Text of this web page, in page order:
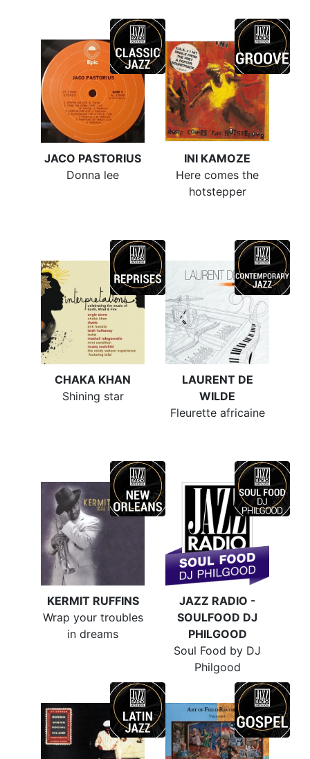
JACO PASTORIUS
Donna lee
INI KAMOZE
Here comes the
hotstepper
CHAKA KHAN
Shining star
LAURENT DE
WILDE
Fleurette africaine
KERMIT RUFFINS
Wrap your troubles
in dreams
JAZZ RADIO -
SOULFOOD DJ
PHILGOOD
Soul Food by DJ
Philgood